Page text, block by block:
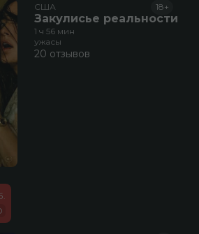
США
Закулисье реальности
18+
1 ч 56 мин
ужасы
20 отзывов